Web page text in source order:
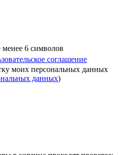
менее 6 символов
соглашение
моих персональных данных
данных)